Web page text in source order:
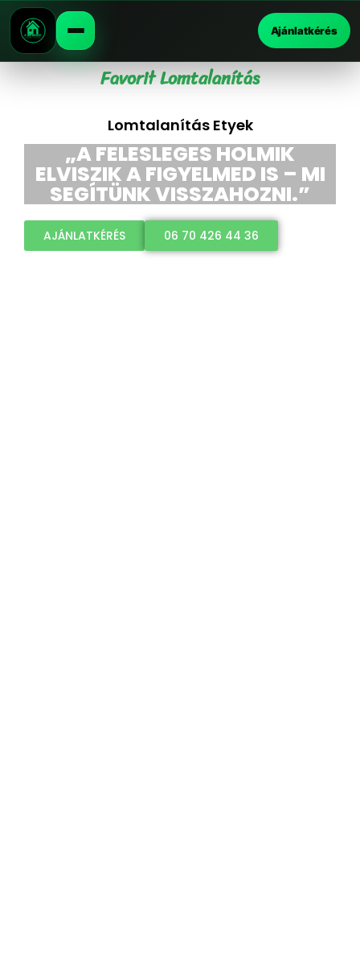
Ajánlatkérés
Favorit Lomtalanítás
Lomtalanítás Etyek
„A FELESLEGES HOLMIK
ELVISZIK A FIGYELMED IS – MI
SEGÍTÜNK VISSZAHOZNI.”
AJÁNLATKÉRÉS 06 70 426 44 36